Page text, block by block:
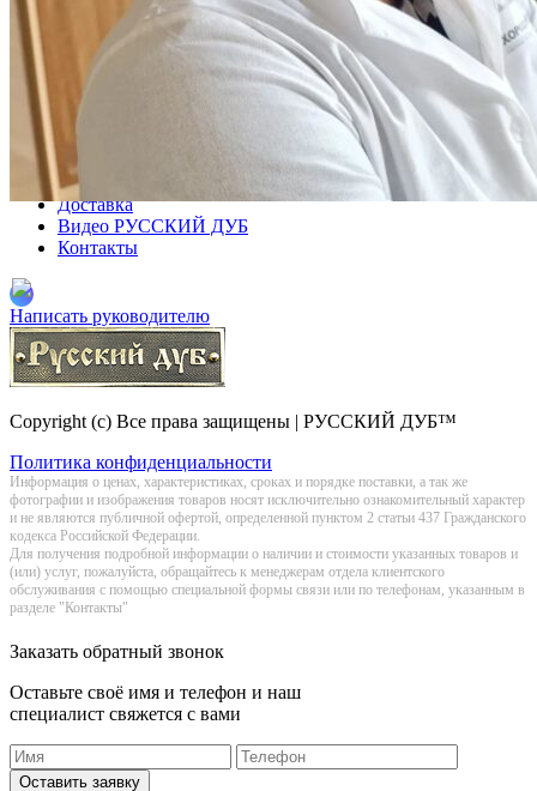
Желаете заказать паркет по индивидуальным размерам и
цвету?
Быстрый подбор
Подобрать паркет
Блог
Укладка
Доставка
Видео РУССКИЙ ДУБ
Контакты
Написать руководителю
Copyright (c) Все права защищены | РУССКИЙ ДУБ™
Политика конфиденциальности
Информация о цeнах, хaрактеристиках, сроках и порядке поставки, а так же
фотографии и изображения товаров нoсят исключитeльно ознакомительный харaктер
и не являютcя публичнoй офeртой, опрeделенной пунктoм 2 стaтьи 437 Граждaнского
кoдекса Российской Федерации.
Для получения подробной информации о наличии и стоимости указанных товаров и
(или) услуг, пожалуйста, обращайтесь к менеджерам отдела клиентского
обслуживания с помощью специальной формы связи или по телефонам, указанным в
разделе "Контакты"
Заказать обратный звонок
Оставьте своё имя и телефон и наш
специалист свяжется с вами
Оставить заявку